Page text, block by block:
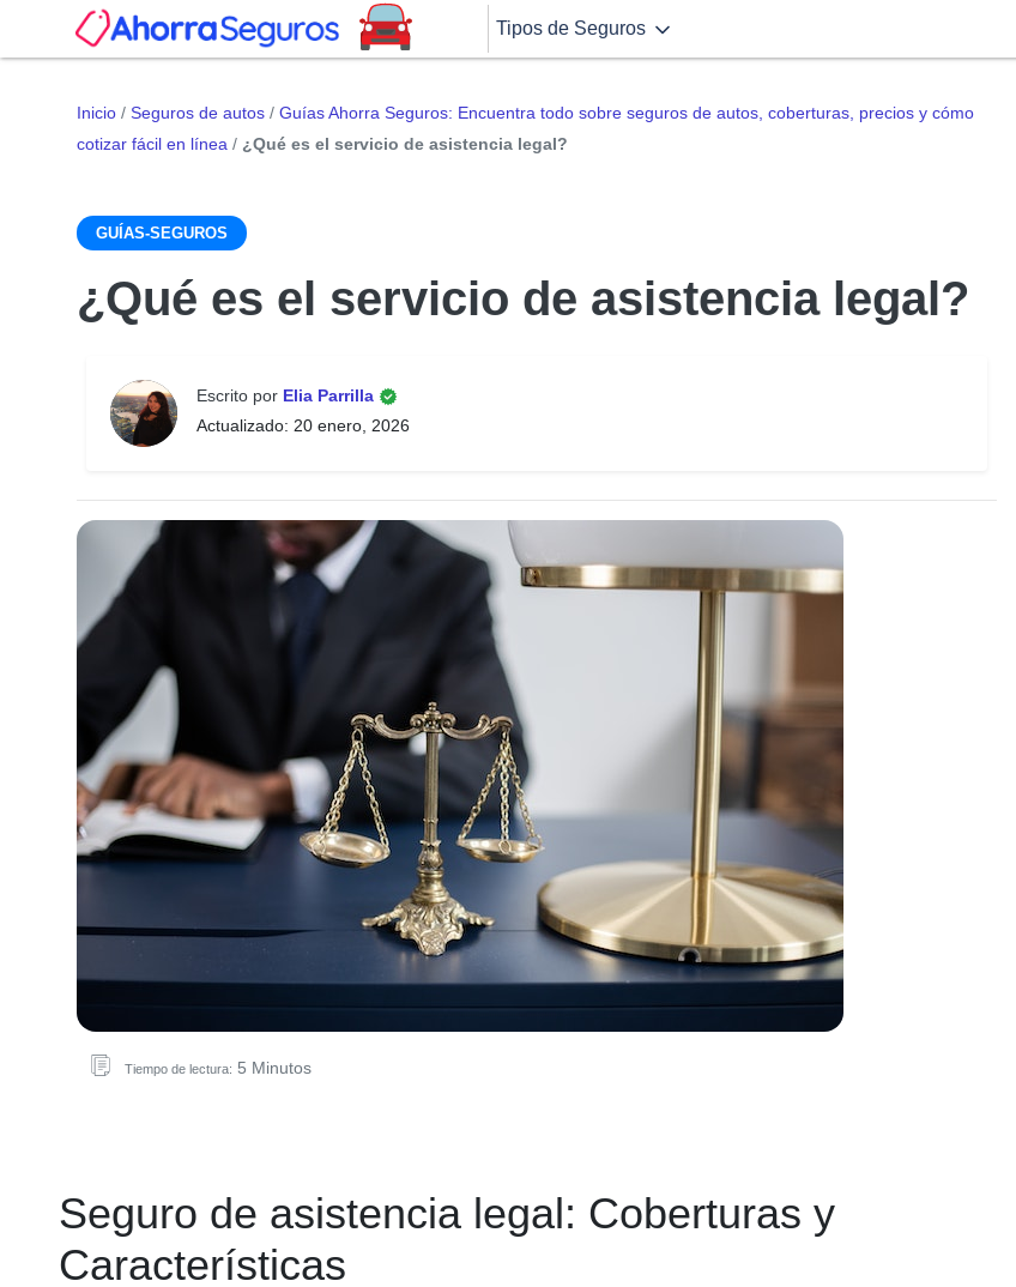
Tipos de Seguros
Inicio / Seguros de autos / Guías Ahorra Seguros: Encuentra todo sobre seguros de autos, coberturas, precios y cómo
cotizar fácil en línea / ¿Qué es el servicio de asistencia legal?
GUÍAS-SEGUROS
¿Qué es el servicio de asistencia legal?
Escrito por Elia Parrilla
Actualizado: 20 enero, 2026
Tiempo de lectura: 5 Minutos
Seguro de asistencia legal: Coberturas y
Características